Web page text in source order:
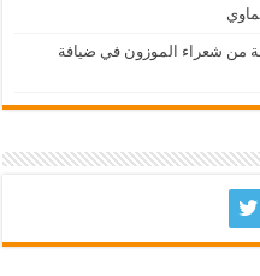
من شعراء الموزون في ضيافة